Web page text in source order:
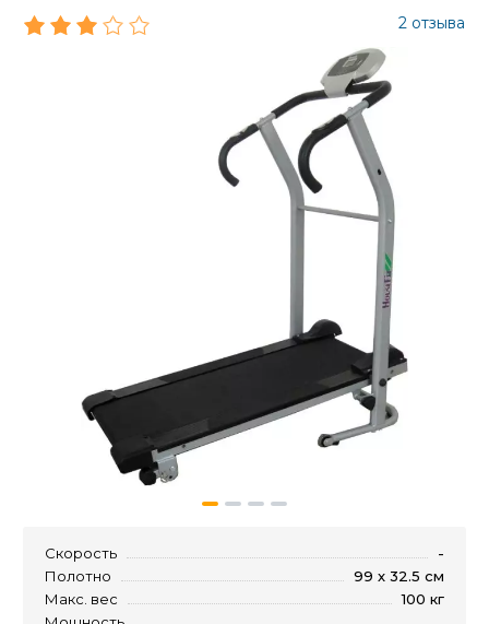
2 отзыва
Скорость
-
Полотно
99 х 32.5 см
Макс. вес
100 кг